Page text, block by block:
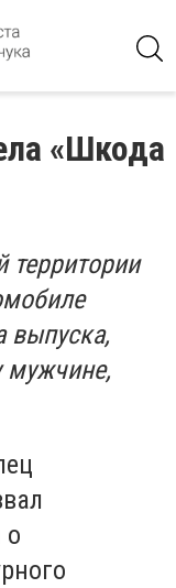
«Шкода
территории
выпуска,
мужчине,
о